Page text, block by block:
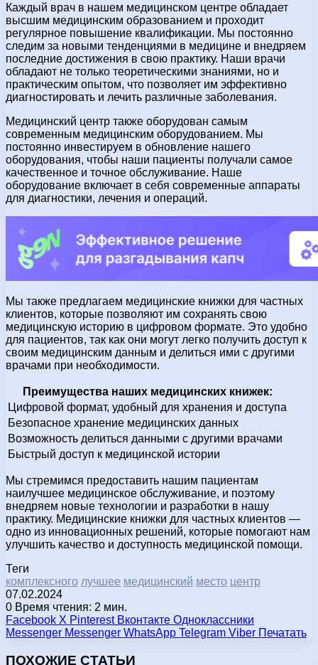
Каждый врач в нашем медицинском центре обладает
высшим медицинским образованием и проходит
регулярное повышение квалификации. Мы постоянно
следим за новыми тенденциями в медицине и внедряем
последние достижения в свою практику. Наши врачи
обладают не только теоретическими знаниями, но и
практическим опытом, что позволяет им эффективно
диагностировать и лечить различные заболевания.
Медицинский центр также оборудован самым
современным медицинским оборудованием. Мы
постоянно инвестируем в обновление нашего
оборудования, чтобы наши пациенты получали самое
качественное и точное обслуживание. Наше
оборудование включает в себя современные аппараты
для диагностики, лечения и операций.
Мы также предлагаем медицинские книжки для частных
клиентов, которые позволяют им сохранять свою
медицинскую историю в цифровом формате. Это удобно
для пациентов, так как они могут легко получить доступ к
своим медицинским данным и делиться ими с другими
врачами при необходимости.
Преимущества наших медицинских книжек:
Цифровой формат, удобный для хранения и доступа
Безопасное хранение медицинских данных
Возможность делиться данными с другими врачами
Быстрый доступ к медицинской истории
Мы стремимся предоставить нашим пациентам
наилучшее медицинское обслуживание, и поэтому
внедряем новые технологии и разработки в нашу
практику. Медицинские книжки для частных клиентов —
одно из инновационных решений, которые помогают нам
улучшить качество и доступность медицинской помощи.
Теги
комплексного лучшее медицинский место центр
07.02.2024
0 Время чтения: 2 мин.
Facebook X Pinterest Вконтакте Одноклассники
Messenger Messenger WhatsApp Telegram Viber Печатать
ПОХОЖИЕ СТАТЬИ